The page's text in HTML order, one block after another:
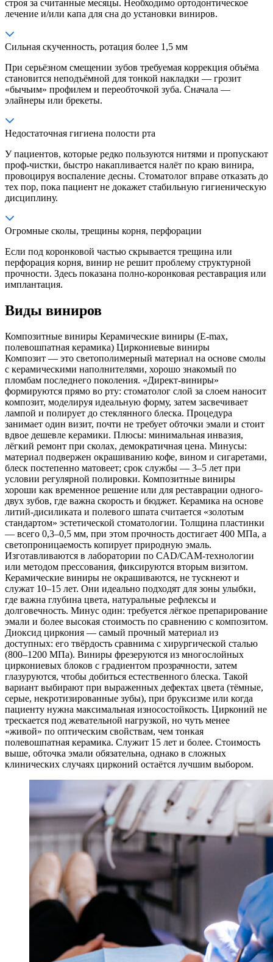
строя за считанные месяцы. Необходимо ортодонтическое
лечение и/или капа для сна до установки виниров.
Сильная скученность, ротация более 1,5 мм
При серьёзном смещении зубов требуемая коррекция объёма
становится неподъёмной для тонкой накладки — грозит
«бычьим» профилем и переобточкой зуба. Сначала —
элайнеры или брекеты.
Недостаточная гигиена полости рта
У пациентов, которые редко пользуются нитями и пропускают
проф-чистки, быстро накапливается налёт по краю винира,
провоцируя воспаление десны. Стоматолог вправе отказать до
тех пор, пока пациент не докажет стабильную гигиеническую
дисциплину.
Огромные сколы, трещины корня, перфорации
Если под коронковой частью скрывается трещина или
перфорация корня, винир не решит проблему структурной
прочности. Здесь показана полно-коронковая реставрация или
имплантация.
Виды виниров
Композитные виниры Керамические виниры (E-max,
полевошпатная керамика) Циркониевые виниры
Композит — это светополимерный материал на основе смолы
с керамическими наполнителями, хорошо знакомый по
пломбам последнего поколения. «Директ-виниры»
формируются прямо во рту: стоматолог слой за слоем наносит
композит, моделируя идеальную форму, затем засвечивает
лампой и полирует до стеклянного блеска. Процедура
занимает один визит, почти не требует обточки эмали и стоит
вдвое дешевле керамики. Плюсы: минимальная инвазия,
лёгкий ремонт при сколах, демократичная цена. Минусы:
материал подвержен окрашиванию кофе, вином и сигаретами,
блеск постепенно матовеет; срок службы — 3–5 лет при
условии регулярной полировки. Композитные виниры
хороши как временное решение или для реставрации одного-
двух зубов, где важна скорость и бюджет. Керамика на основе
литий-дисиликата и полевого шпата считается «золотым
стандартом» эстетической стоматологии. Толщина пластинки
— всего 0,3–0,5 мм, при этом прочность достигает 400 МПа, а
светопроницаемость копирует природную эмаль.
Изготавливаются в лаборатории по CAD/CAM-технологии
или методом прессования, фиксируются вторым визитом.
Керамические виниры не окрашиваются, не тускнеют и
служат 10–15 лет. Они идеально подходят для зоны улыбки,
где важна глубина цвета, натуральные рефлексы и
долговечность. Минус один: требуется лёгкое препарирование
эмали и более высокая стоимость по сравнению с композитом.
Диоксид циркония — самый прочный материал из
доступных: его твёрдость сравнима с хирургической сталью
(800–1200 МПа). Виниры фрезеруются из многослойных
циркониевых блоков с градиентом прозрачности, затем
глазуруются, чтобы добиться естественного блеска. Такой
вариант выбирают при выраженных дефектах цвета (тёмные,
серые, некротизированные зубы), при бруксизме или когда
пациенту нужна максимальная износостойкость. Цирконий не
трескается под жевательной нагрузкой, но чуть менее
«живой» по оптическим свойствам, чем тонкая
полевошпатная керамика. Служит 15 лет и более. Стоимость
выше, обточка эмали обязательна, однако в сложных
клинических случаях цирконий остаётся лучшим выбором.